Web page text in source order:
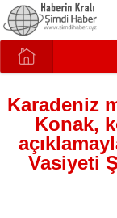
Karadeniz
Konak,
Vasiyeti